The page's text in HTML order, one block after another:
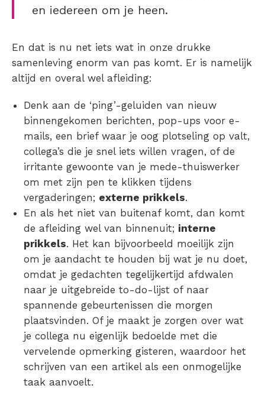
en iedereen om je heen.
En dat is nu net iets wat in onze drukke
samenleving enorm van pas komt. Er is namelijk
altijd en overal wel afleiding:
Denk aan de ‘ping’-geluiden van nieuw
binnengekomen berichten, pop-ups voor e-
mails, een brief waar je oog plotseling op valt,
collega’s die je snel iets willen vragen, of de
irritante gewoonte van je mede-thuiswerker
om met zijn pen te klikken tijdens
vergaderingen; externe prikkels.
En als het niet van buitenaf komt, dan komt
de afleiding wel van binnenuit; interne
prikkels. Het kan bijvoorbeeld moeilijk zijn
om je aandacht te houden bij wat je nu doet,
omdat je gedachten tegelijkertijd afdwalen
naar je uitgebreide to-do-lijst of naar
spannende gebeurtenissen die morgen
plaatsvinden. Of je maakt je zorgen over wat
je collega nu eigenlijk bedoelde met die
vervelende opmerking gisteren, waardoor het
schrijven van een artikel als een onmogelijke
taak aanvoelt.